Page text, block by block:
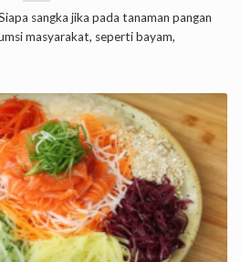
sangka jika pada tanaman pangan
masyarakat, seperti bayam,